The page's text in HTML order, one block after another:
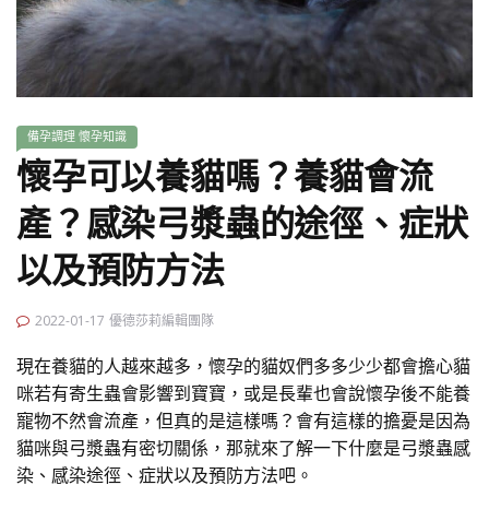
備孕調理 懷孕知識
懷孕可以養貓嗎？養貓會流
產？感染弓漿蟲的途徑、症狀
以及預防方法
2022-01-17 優德莎莉編輯團隊
現在養貓的人越來越多，懷孕的貓奴們多多少少都會擔心貓
咪若有寄生蟲會影響到寶寶，或是長輩也會說懷孕後不能養
寵物不然會流產，但真的是這樣嗎？會有這樣的擔憂是因為
貓咪與弓漿蟲有密切關係，那就來了解一下什麼是弓漿蟲感
染、感染途徑、症狀以及預防方法吧。